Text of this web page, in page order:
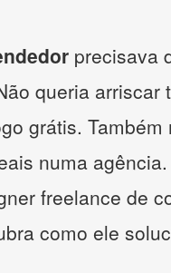
precisava
queria arriscar
grátis.
numa
freelance de
como ele